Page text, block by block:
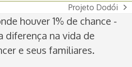
next
post:
Projeto Dodói
houver 1% de chance -
diferença na vida de
e seus familiares.